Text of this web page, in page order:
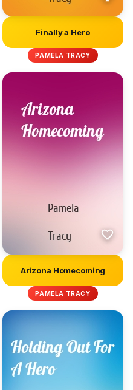
Finally a Hero
PAMELA TRACY
Arizona Homecoming
PAMELA TRACY